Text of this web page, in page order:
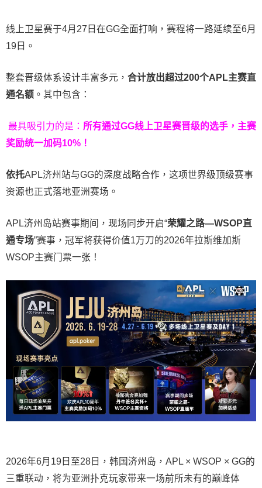
线上卫星赛于4月27日在GG全面打响，赛程将一路延续至6月
19日。
整套晋级体系设计丰富多元， 合计放出超过200个APL主赛直
通名额 。其中包含：
最具吸引力的是： 所有通过GG线上卫星赛晋级的选手，主赛
奖励统一加码10% ！
依托APL济州站与GG的深度战略合作，这项世界级顶级赛事
资源也正式落地亚洲赛场。
APL济州岛站赛事期间，现场同步开启“荣耀之路—WSOP直
通专场”赛事，冠军将获得价值1万刀的2026年拉斯维加斯
WSOP主赛门票一张！
2026年6月19日至28日，韩国济州岛，APL × WSOP × GG的
三重联动，将为亚洲扑克玩家带来一场前所未有的巅峰体